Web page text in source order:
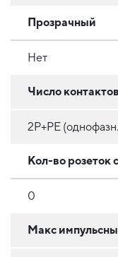
Прозрачный
Нет
Число контактов
2P+PE
Кол-во розеток
0
Макс